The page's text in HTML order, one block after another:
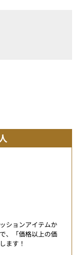
ションアイテムか
、「価格以上の価
ます！